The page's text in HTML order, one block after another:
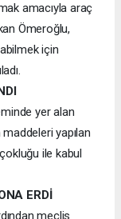
amacıyla araç
Ömeroğlu,
için
yer alan
yapılan
ile kabul
ERDİ
meclis